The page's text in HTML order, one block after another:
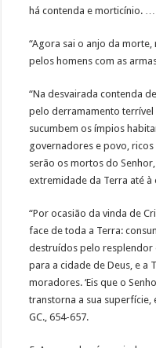
há contenda e morticínio. …
“Agora sai o anjo da morte,
pelos homens com as
“Na desvairada contenda
pelo derramamento terrível
sucumbem os ímpios
governadores e povo, ricos
serão os mortos do
extremidade da Terra até
“Por ocasião da vinda de
face de toda a Terra:
destruídos pelo resplendor
para a cidade de Deus, e a
moradores. ‘Eis que o
transtorna a sua superfície,
GC., 654-657.